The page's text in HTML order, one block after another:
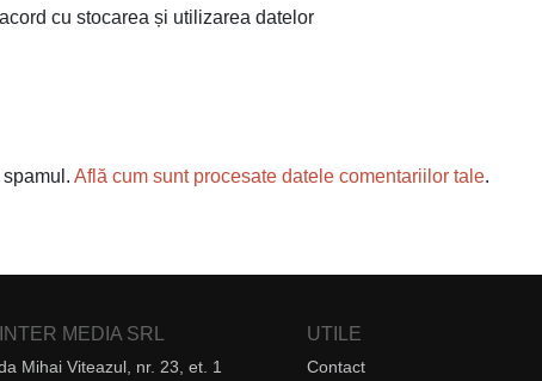
cu stocarea și utilizarea datelor
Află cum sunt procesate datele comentariilor tale.
MEDIA SRL
Mihai Viteazul, nr. 23, et. 1
UTILE
Contact